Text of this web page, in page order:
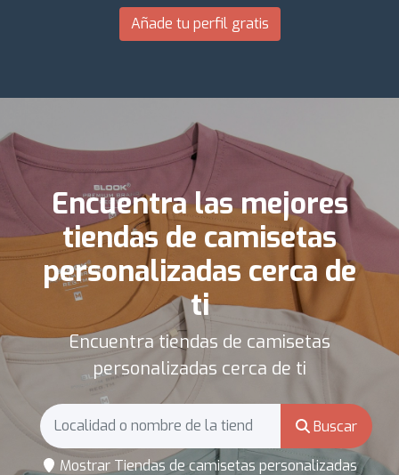
Añade tu perfil gratis
Encuentra las mejores
tiendas de camisetas
personalizadas cerca de
ti
Encuentra tiendas de camisetas
personalizadas cerca de ti
Buscar
Mostrar Tiendas de camisetas personalizadas